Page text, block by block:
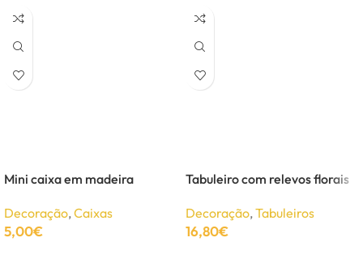
Mini caixa em madeira
Decoração, Caixas
5,00€
Tabuleiro com relevos florais
Decoração, Tabuleiros
16,80€